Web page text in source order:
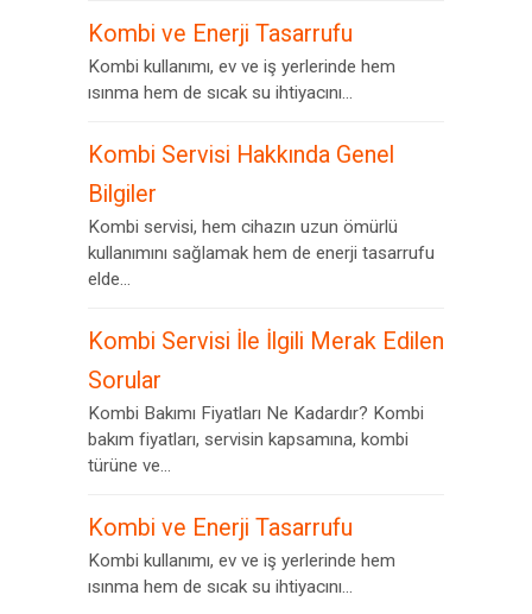
Kombi ve Enerji Tasarrufu
Kombi kullanımı, ev ve iş yerlerinde hem
ısınma hem de sıcak su ihtiyacını...
Kombi Servisi Hakkında Genel
Bilgiler
Kombi servisi, hem cihazın uzun ömürlü
kullanımını sağlamak hem de enerji tasarrufu
elde...
Kombi Servisi İle İlgili Merak Edilen
Sorular
Kombi Bakımı Fiyatları Ne Kadardır? Kombi
bakım fiyatları, servisin kapsamına, kombi
türüne ve...
Kombi ve Enerji Tasarrufu
Kombi kullanımı, ev ve iş yerlerinde hem
ısınma hem de sıcak su ihtiyacını...